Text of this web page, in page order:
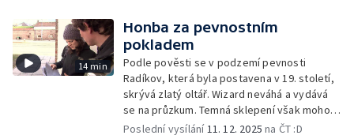
14 min
Honba za pevnostním
pokladem
Podle pověsti se v podzemí pevnosti
Radíkov, která byla postavena v 19. století,
skrývá zlatý oltář. Wizard neváhá a vydává
se na průzkum. Temná sklepení však mohou
být nebezpečná...
Poslední vysílání11. 12. 2025 na ČT :D